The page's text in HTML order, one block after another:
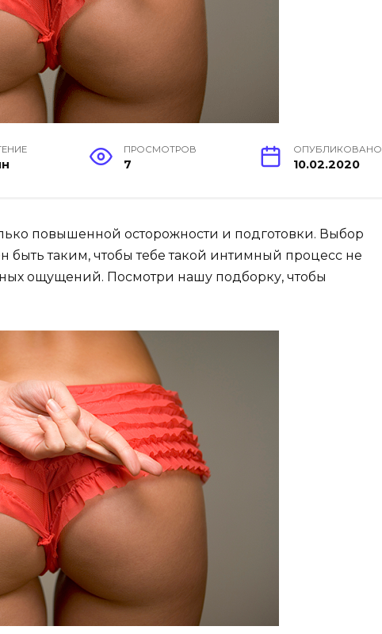
ПРОСМОТРОВ
7
ОПУБЛИКОВАНО
10.02.2020
повышенной осторожности и подготовки. Выбор
быть таким, чтобы тебе такой интимный процесс не
ощущений. Посмотри нашу подборку, чтобы